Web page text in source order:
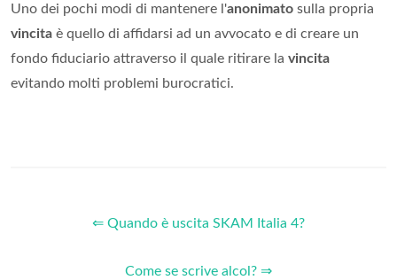
Uno dei pochi modi di mantenere l'anonimato sulla propria
vincita è quello di affidarsi ad un avvocato e di creare un
fondo fiduciario attraverso il quale ritirare la vincita
evitando molti problemi burocratici.
⇐ Quando è uscita SKAM Italia 4?
Come se scrive alcol? ⇒